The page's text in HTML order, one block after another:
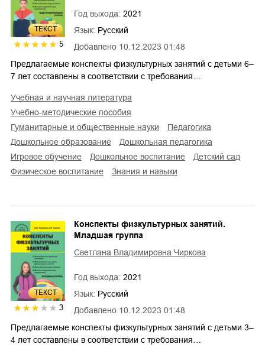
ТЕКСТ
5 Добавлено 10.12.2023 01:48
Год выхода: 2021
Язык: Русский
Предлагаемые конспекты физкультурных занятий с детьми 6–
7 лет составлены в соответствии с требования…
учебная и научная литература
учебно-методические пособия
гуманитарные и общественные науки
педагогика
дошкольное образование
дошкольная педагогика
игровое обучение
дошкольное воспитание
детский сад
физическое воспитание
знания и навыки
ТЕКСТ
3 Добавлено 10.12.2023 01:48
Конспекты физкультурных занятий.
Младшая группа
Светлана Владимировна Чиркова
Год выхода: 2021
Язык: Русский
Предлагаемые конспекты физкультурных занятий с детьми 3–
4 лет составлены в соответствии с требования…